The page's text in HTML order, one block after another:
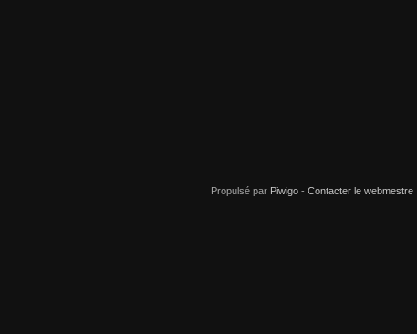
Propulsé par Piwigo - Contacter le webmestre